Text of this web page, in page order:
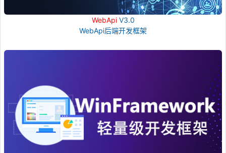
WebApiV3.0
WebApi后端开发框架